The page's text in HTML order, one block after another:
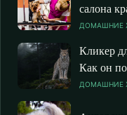
салона
ДОМАШНИЕ
Кликер
Как он
ДОМАШНИЕ